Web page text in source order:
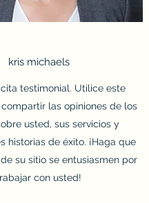
kris michaels
testimonial. Utilice este
las opiniones de los
usted, sus servicios y
historias de éxito. ¡Haga que
su sitio se entusiasmen por
con usted!